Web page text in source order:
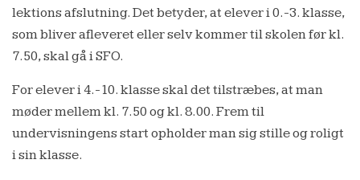
lektions afslutning. Det betyder, at elever i 0.-3. klasse,
som bliver afleveret eller selv kommer til skolen før kl.
7.50, skal gå i SFO.
For elever i 4.-10. klasse skal det tilstræbes, at man
møder mellem kl. 7.50 og kl. 8.00. Frem til
undervisningens start opholder man sig stille og roligt
i sin klasse.